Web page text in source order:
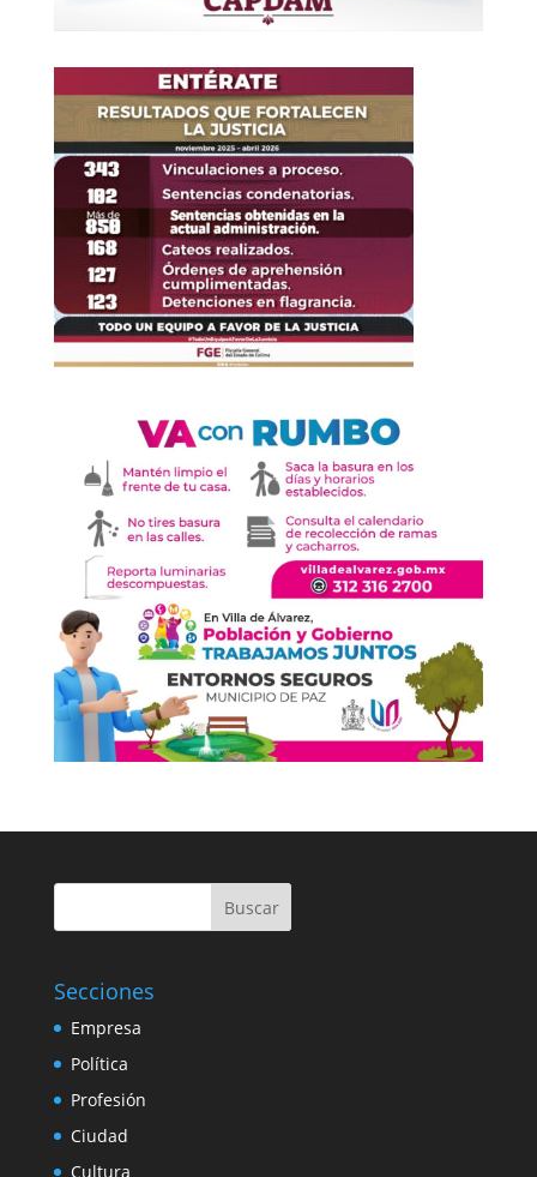
Buscar
Secciones
Empresa
Política
Profesión
Ciudad
Cultura